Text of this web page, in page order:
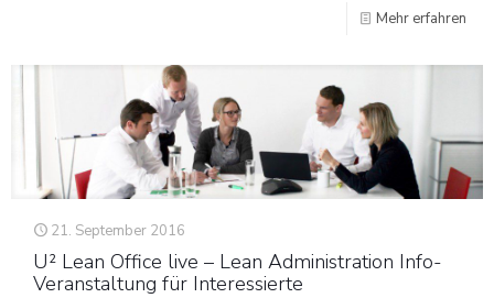
Mehr erfahren
21. September 2016
U² Lean Office live – Lean Administration Info-
Veranstaltung für Interessierte